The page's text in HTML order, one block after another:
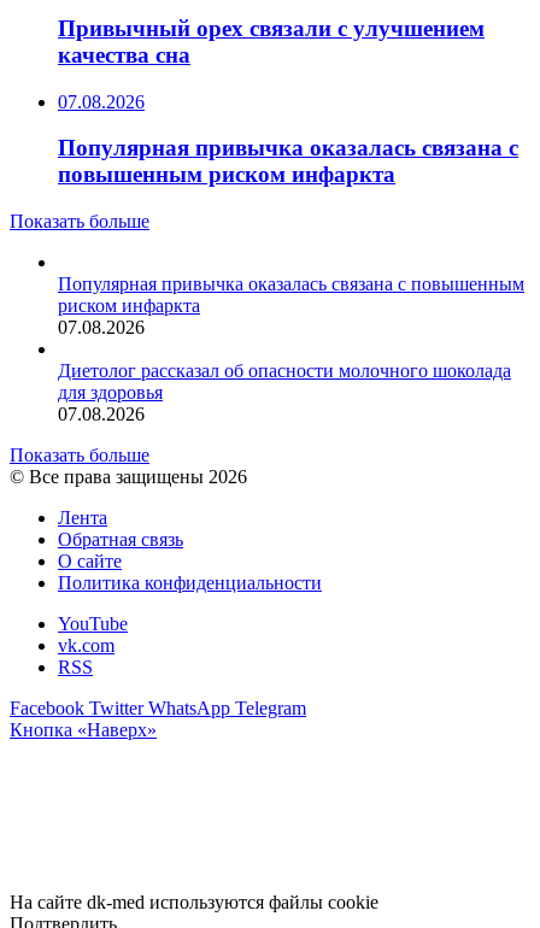
Привычный орех связали с улучшением
качества сна
07.08.2026
Популярная привычка оказалась связана с
повышенным риском инфаркта
Показать больше
Популярная привычка оказалась связана с повышенным
риском инфаркта
07.08.2026
Диетолог рассказал об опасности молочного шоколада
для здоровья
07.08.2026
Показать больше
© Все права защищены 2026
Лента
Обратная связь
О сайте
Политика конфиденциальности
YouTube
vk.com
RSS
Facebook Twitter WhatsApp Telegram
Кнопка «Наверх»
На сайте dk-med используются файлы cookie
Подтвердить